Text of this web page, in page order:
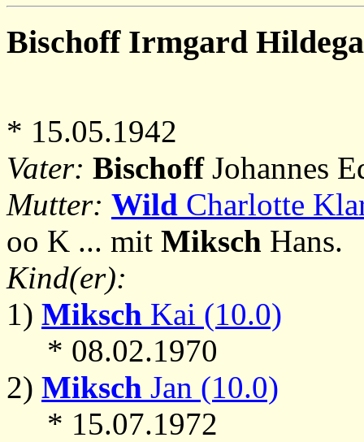
BischoffIrmgard
* 15.05.1942
Vater: BischoffJohannes
Mutter: Wild Charlotte
oo K ... mit Miksch Hans.
Kind(er):
1) Miksch Kai (10.0)
* 08.02.1970
2) Miksch Jan (10.0)
* 15.07.1972